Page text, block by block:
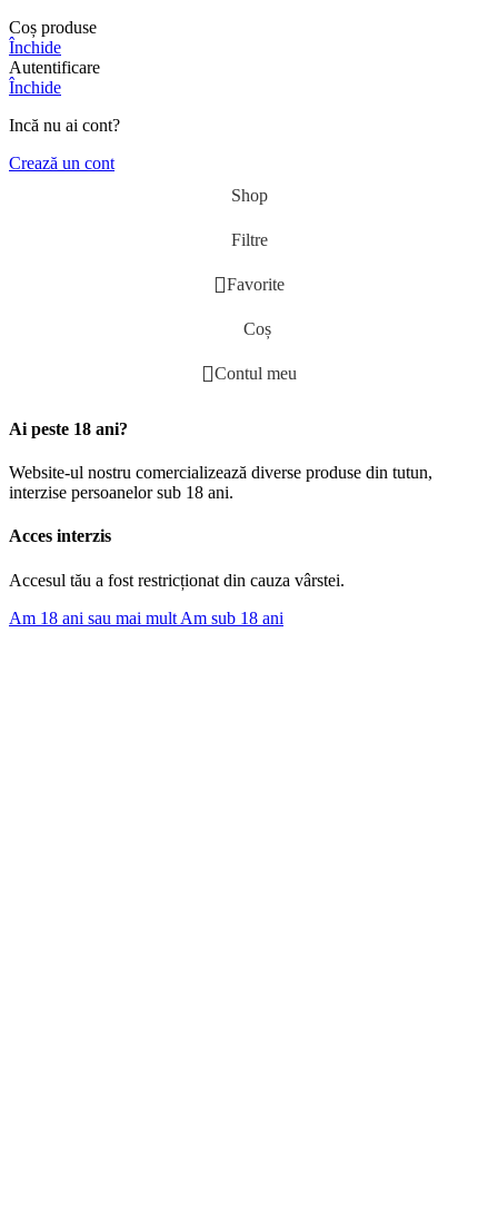
Coș produse
Închide
Autentificare
Închide
Incă nu ai cont?
Crează un cont
Shop
Filtre
Favorite
Coș
Contul meu
Ai peste 18 ani?
Website-ul nostru comercializează diverse produse din tutun,
interzise persoanelor sub 18 ani.
Acces interzis
Accesul tău a fost restricționat din cauza vârstei.
Am 18 ani sau mai mult Am sub 18 ani